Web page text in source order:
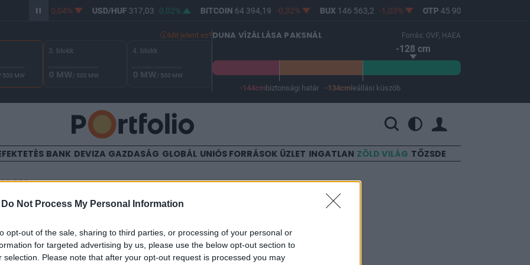
Do Not Process My Personal Information
opt-out of the sale, sharing to third parties, or processing of your personal or
for targeted advertising by us, please use the below opt-out section to
selection. Please note that after your opt-out request is processed you may
365,28 -0,04% USD/HUF 317,03 0,02% BITCOIN64 394,19 -0,32% BUX146 563,2 -1,03% OTP 45 900
Mit jelent ez?
/ 500 MW
3. blokk
0 MW/ 500 MW
4. blokk
0 MW/ 500 MW
DUNA VÍZÁLLÁSA PAKSNÁL Forrás: OVF, HAEA
-128 cm
-144cm biztonsági határ -134cm leállási küszöb
BANK DEVIZA GAZDASÁG GLOBÁL UNIÓS FORRÁSOK ÜZLET INGATLAN ZÖLD VILÁG TŐZSDE
adatok jönnek